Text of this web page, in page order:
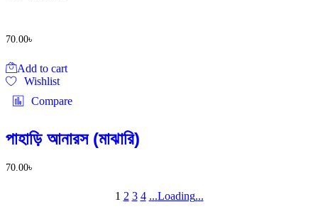
70.00৳
Add to cart
Wishlist
Compare
পাহাড়ি আনারস (মাঝারি)
70.00৳
1 2 3 4 ...Loading...